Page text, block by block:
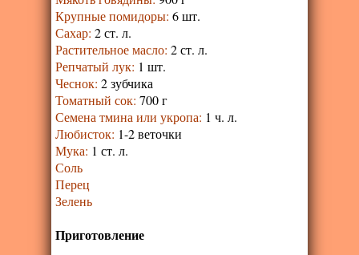
Крупные помидоры: 6 шт.
Сахар: 2 ст. л.
Растительное масло: 2 ст. л.
Репчатый лук: 1 шт.
Чеснок: 2 зубчика
Томатный сок: 700 г
Семена тмина или укропа: 1 ч. л.
Любисток: 1-2 веточки
Мука: 1 ст. л.
Соль
Перец
Зелень
Приготовление